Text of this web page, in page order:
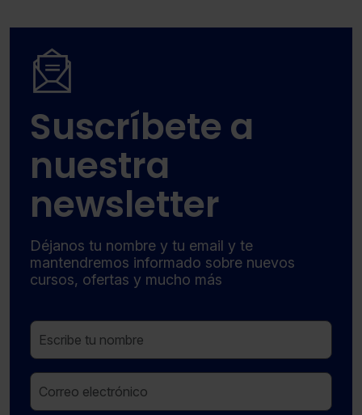
Suscríbete a
nuestra
newsletter
Déjanos tu nombre y tu email y te
mantendremos informado sobre nuevos
cursos, ofertas y mucho más